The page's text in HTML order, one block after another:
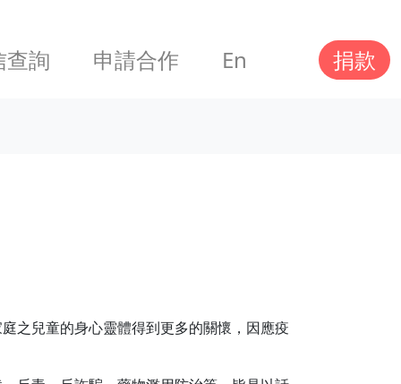
查詢 申請合作 En 捐款
之兒童的身心靈體得到更多的關懷，因應疫